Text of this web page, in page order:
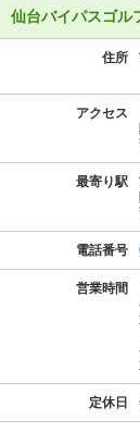
仙台バイパスゴル
住所
アクセス
最寄り駅
電話番号
営業時間
定休日